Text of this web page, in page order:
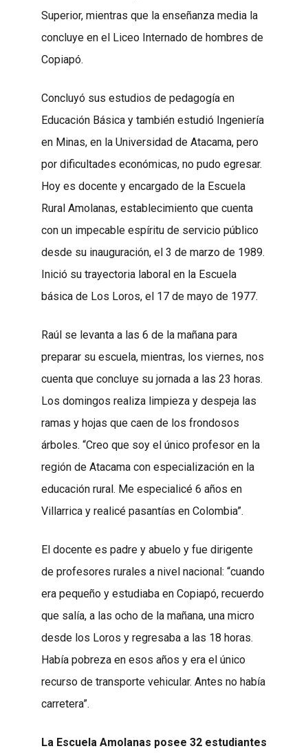
Superior, mientras que la enseñanza media la
concluye en el Liceo Internado de hombres de
Copiapó.
Concluyó sus estudios de pedagogía en
Educación Básica y también estudió Ingeniería
en Minas, en la Universidad de Atacama, pero
por dificultades económicas, no pudo egresar.
Hoy es docente y encargado de la Escuela
Rural Amolanas, establecimiento que cuenta
con un impecable espíritu de servicio público
desde su inauguración, el 3 de marzo de 1989.
Inició su trayectoria laboral en la Escuela
básica de Los Loros, el 17 de mayo de 1977.
Raúl se levanta a las 6 de la mañana para
preparar su escuela, mientras, los viernes, nos
cuenta que concluye su jornada a las 23 horas.
Los domingos realiza limpieza y despeja las
ramas y hojas que caen de los frondosos
árboles. “Creo que soy el único profesor en la
región de Atacama con especialización en la
educación rural. Me especialicé 6 años en
Villarrica y realicé pasantías en Colombia”.
El docente es padre y abuelo y fue dirigente
de profesores rurales a nivel nacional: “cuando
era pequeño y estudiaba en Copiapó, recuerdo
que salía, a las ocho de la mañana, una micro
desde los Loros y regresaba a las 18 horas.
Había pobreza en esos años y era el único
recurso de transporte vehicular. Antes no había
carretera”.
La Escuela Amolanas posee 32 estudiantes